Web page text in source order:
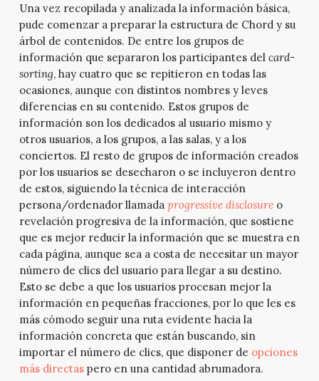
Una vez recopilada y analizada la información básica,
pude comenzar a preparar la estructura de Chord y su
árbol de contenidos. De entre los grupos de
información que separaron los participantes del card-
sorting, hay cuatro que se repitieron en todas las
ocasiones, aunque con distintos nombres y leves
diferencias en su contenido. Estos grupos de
información son los dedicados al usuario mismo y
otros usuarios, a los grupos, a las salas, y a los
conciertos. El resto de grupos de información creados
por los usuarios se desecharon o se incluyeron dentro
de estos, siguiendo la técnica de interacción
persona/ordenador llamada progressive disclosure o
revelación progresiva de la información, que sostiene
que es mejor reducir la información que se muestra en
cada página, aunque sea a costa de necesitar un mayor
número de clics del usuario para llegar a su destino.
Esto se debe a que los usuarios procesan mejor la
información en pequeñas fracciones, por lo que les es
más cómodo seguir una ruta evidente hacia la
información concreta que están buscando, sin
importar el número de clics, que disponer de opciones
más directaspero en una cantidad abrumadora.